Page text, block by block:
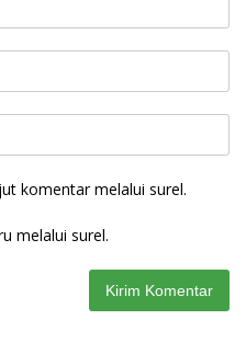
komentar melalui surel.
melalui surel.